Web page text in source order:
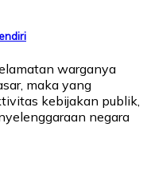
warganya
maka yang
kebijakan publik,
negara